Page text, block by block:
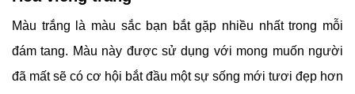
Màu trắng là màu sắc bạn bắt gặp nhiều nhất trong mỗi
đám tang. Màu này được sử dụng với mong muốn người
đã mất sẽ có cơ hội bắt đầu một sự sống mới tươi đẹp hơn